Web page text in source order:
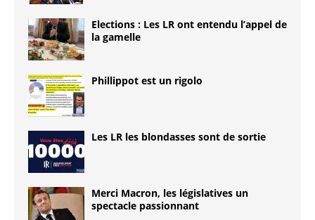
Elections : Les LR ont entendu l’appel de
la gamelle
Phillippot est un rigolo
Les LR les blondasses sont de sortie
Merci Macron, les législatives un
spectacle passionnant